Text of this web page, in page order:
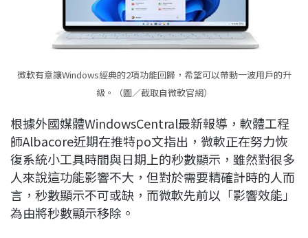
微軟有意讓Windows經典的2項功能回歸，希望可以帶動一波用戶的升
級。（圖／截取自微軟官網）
根據外國媒體WindowsCentral最新報導，軟體工程
師Albacore近期在推特po文指出，微軟正在努力恢
復系統小工具時間與日期上的秒數顯示，雖然對很多
人來說這功能影響不大，但對於需要精確計時的人而
言，秒數顯示不可或缺，而微軟先前以「影響效能」
為由將秒數顯示移除。